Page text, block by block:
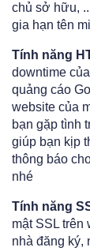
chủ sở hữu,
gia hạn tên
Tính năng
downtime
quảng cáo
website của
bạn gặp tình
giúp bạn kịp
thông báo
nhé
Tính năng
mật SSL trên
nhà đăng ký,